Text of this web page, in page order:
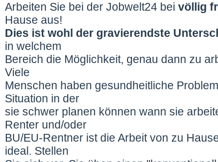
Arbeiten Sie bei der Jobwelt24 bei völlig
Hause aus!
Dies ist wohl der gravierendste
in welchem
Bereich die Möglichkeit, genau dann zu
Viele
Menschen haben gesundheitliche
Situation in der
sie schwer planen können wann sie
Renter und/oder
BU/EU-Rentner ist die Arbeit von zu
ideal. Stellen